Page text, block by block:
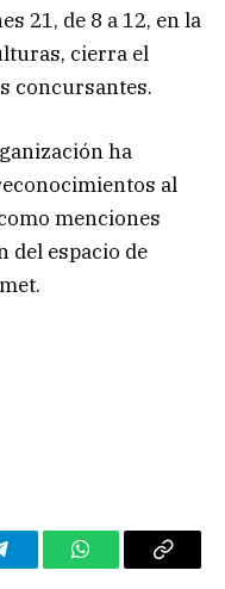
21, de 8 a 12, en la
cierra el
concursantes.
ha
al
menciones
del espacio de
WhatsAppCopy